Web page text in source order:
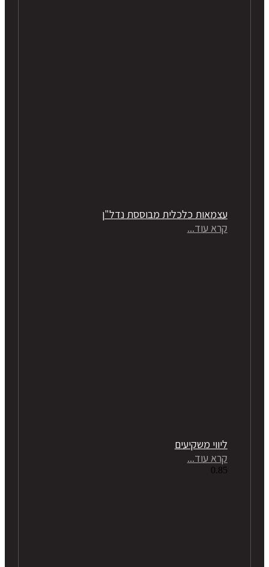
עצמאות כלכלית מבוססת נדל"ן
קרא עוד...
ליווי משקיעים
קרא עוד...